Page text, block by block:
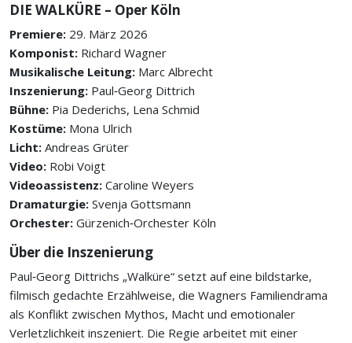
DIE WALKÜRE – Oper Köln
Premiere: 29. März 2026
Komponist: Richard Wagner
Musikalische Leitung: Marc Albrecht
Inszenierung: Paul‑Georg Dittrich
Bühne: Pia Dederichs, Lena Schmid
Kostüme: Mona Ulrich
Licht: Andreas Grüter
Video: Robi Voigt
Videoassistenz: Caroline Weyers
Dramaturgie: Svenja Gottsmann
Orchester: Gürzenich‑Orchester Köln
Über die Inszenierung
Paul‑Georg Dittrichs „Walküre“ setzt auf eine bildstarke,
filmisch gedachte Erzählweise, die Wagners Familiendrama
als Konflikt zwischen Mythos, Macht und emotionaler
Verletzlichkeit inszeniert. Die Regie arbeitet mit einer